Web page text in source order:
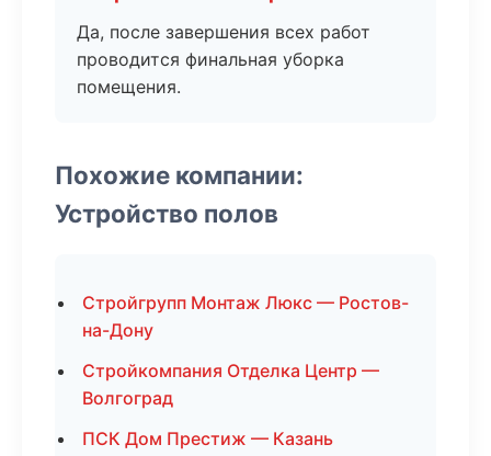
Да, после завершения всех работ
проводится финальная уборка
помещения.
Похожие компании:
Устройство полов
Стройгрупп Монтаж Люкс — Ростов-
на-Дону
Стройкомпания Отделка Центр —
Волгоград
ПСК Дом Престиж — Казань